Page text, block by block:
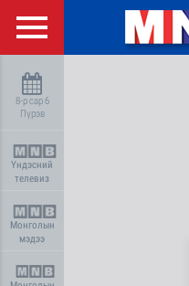
8-р сар 6
Пүрэв
Үндэсний
телевиз
Монголын
мэдээ